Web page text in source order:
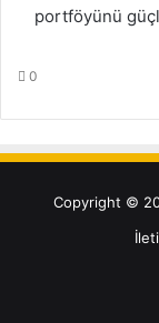
portföyünü
0
Copyright ©